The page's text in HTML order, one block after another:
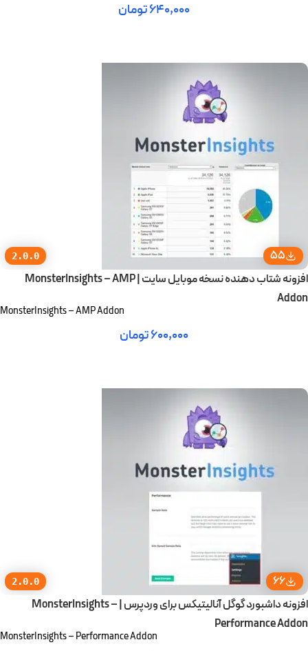
۶۴۰,۰۰۰تومان
55
2.0.0
افزونه شتاب دهنده نسخه موبایل سایت | MonsterInsights – AMP
Addon
MonsterInsights – AMP Addon
۶۰۰,۰۰۰تومان
66
2.0.0
افزونه داشبورد گوگل آنالیتیکس برای وردپرس | MonsterInsights –
Performance Addon
MonsterInsights – Performance Addon